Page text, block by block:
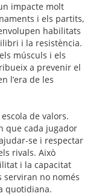
impacte molt
i els partits,
habilitats
i la resistència.
músculs i els
a prevenir el
l’era de les
de valors.
que cada jugador
se i respectar
rivals. Això
i la capacitat
serviran no només
quotidiana.